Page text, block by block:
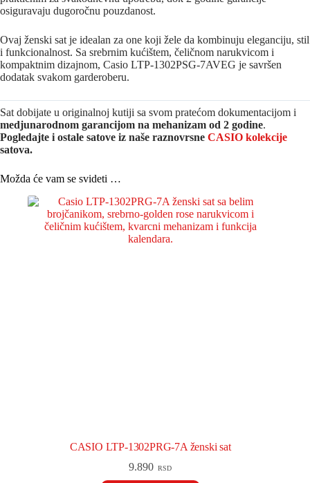
osiguravaju dugoročnu pouzdanost.
Ovaj ženski sat je idealan za one koji žele da kombinuju eleganciju, stil
i funkcionalnost. Sa srebrnim kućištem, čeličnom narukvicom i
kompaktnim dizajnom, Casio LTP-1302PSG-7AVEG je savršen
dodatak svakom garderoberu.
Sat dobijate u originalnoj kutiji sa svom pratećom dokumentacijom i
medjunarodnom garancijom na mehanizam od 2 godine.
Pogledajte i ostale satove iz naše raznovrsne CASIO kolekcije
satova.
Možda će vam se svideti …
CASIO LTP-1302PRG-7A ženski sat
9.890 RSD